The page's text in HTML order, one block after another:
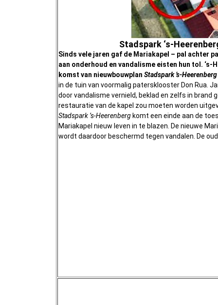
Stadspark ‘s-
Sinds vele jaren gaf de Mariakapel – pal achter
aan onderhoud en vandalisme eisten hun tol.
komst van nieuwbouwplan Stadspark ’s-Heerenberg
in de tuin van voormalig patersklooster Don Rua.
door vandalisme vernield, beklad en zelfs in brand
restauratie van de kapel zou moeten worden
Stadspark ’s-Heerenberg komt een einde aan de
Mariakapel nieuw leven in te blazen. De nieuwe
wordt daardoor beschermd tegen vandalen. De